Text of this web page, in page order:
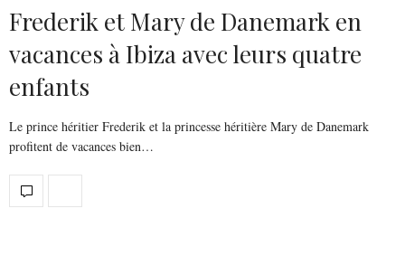
Frederik et Mary de Danemark en
vacances à Ibiza avec leurs quatre
enfants
Le prince héritier Frederik et la princesse héritière Mary de Danemark
profitent de vacances bien…